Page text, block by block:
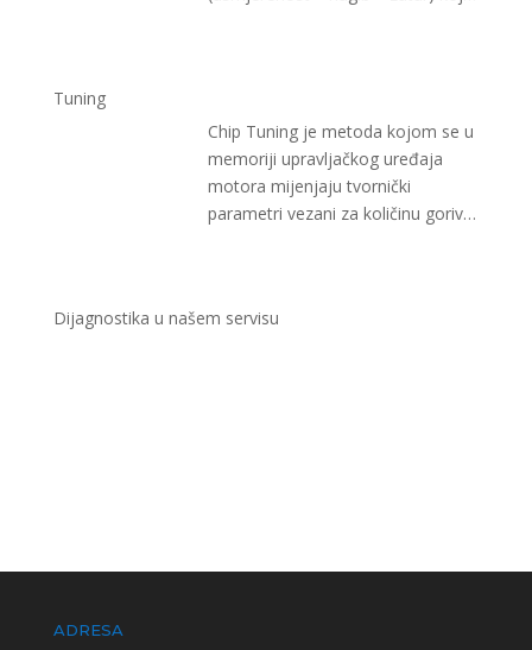
Tuning
Chip Tuning je metoda kojom se u
memoriji upravljačkog uređaja
motora mijenjaju tvornički
parametri vezani za količinu goriva,
Dijagnostika u našem servisu
ADRESA